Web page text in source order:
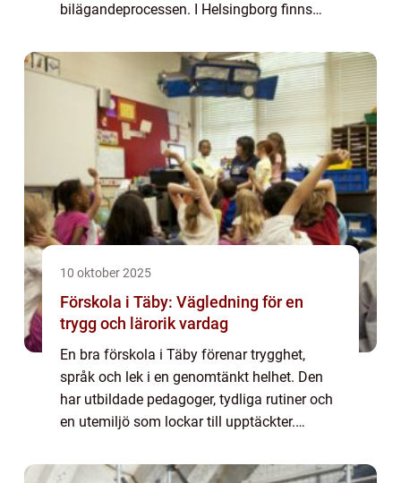
bilägandeprocessen. I Helsingborg finns
10 oktober 2025
Förskola i Täby: Vägledning för en
trygg och lärorik vardag
En bra förskola i Täby förenar trygghet,
språk och lek i en genomtänkt helhet. Den
har utbildade pedagoger, tydliga rutiner och
en utemiljö som lockar till upptäckter.